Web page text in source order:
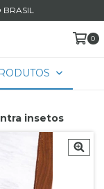
BRASIL
0
insetos